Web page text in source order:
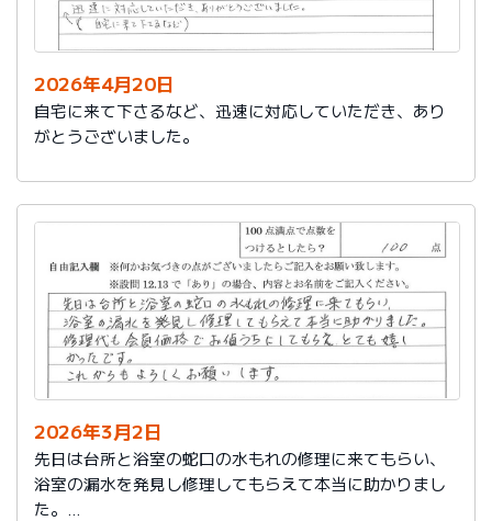
2026年4月20日
自宅に来て下さるなど、迅速に対応していただき、あり
がとうございました。
2026年3月2日
先日は台所と浴室の蛇口の水もれの修理に来てもらい、
浴室の漏水を発見し修理してもらえて本当に助かりまし
た。